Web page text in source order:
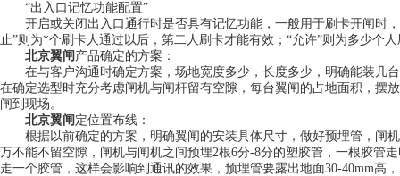
“出入口记忆功能配置”
开启或关闭出入口通行时是否具有记忆功能，一般用于刷卡开闸时
止”则为*个刷卡人通过以后，第二人刷卡才能有效；“允许”则为多少个
北京翼闸 产品确定的方案：
在与客户沟通时确定方案，场地宽度多少，长度多少，明确能装几台
在确定选型时充分考虑闸机与闸杆留有空隙，每台翼闸的占地面积，摆
闸到现场。
北京翼闸 定位置布线：
根据以前确定的方案，明确翼闸的安装具体尺寸，做好预埋管，闸机
万不能不留空隙，闸机与闸机之间预埋2根6分-8分的塑胶管，一根胶管
走一个胶管，这样会影响到通讯的效果，预埋管要露出地面30-40mm